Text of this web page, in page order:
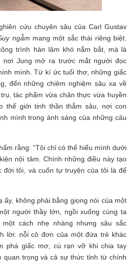
cứu chuyên sâu của Carl Gustav
ngẫm mang một sắc thái riêng biệt.
trình hàn lâm khó nắm bắt, mà là
nơi Jung mở ra trước mắt người đọc
mình. Từ kí ức tuổi thơ, những giấc
đến những chiêm nghiệm sâu xa về
tác phẩm vừa chân thực vừa huyền
thế giới tinh thần thẳm sâu, nơi con
mình trong ánh sáng của những câu
rằng: “Tôi chỉ có thể hiểu mình dưới
nội tâm. Chính những điều này tạo
đời tôi, và cuốn tự truyện của tôi là để
ấy, không phải bằng giọng nói của một
người thầy lớn, ngồi xuống cùng ta
cách nhẹ nhàng nhưng sâu sắc
lời: nỗi cô đơn của một đứa trẻ khác
phá giấc mơ, cú rạn vỡ khi chia tay
quan trọng và cả sự thức tỉnh từ chính